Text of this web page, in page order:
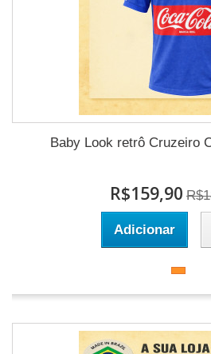
Baby Look retrô Cruzeiro
R$159,90
Adicionar